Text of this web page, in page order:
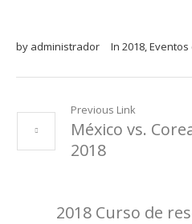
by administrador In 2018 Eventos
Previous Link
México vs.
2018
2018 Curso de